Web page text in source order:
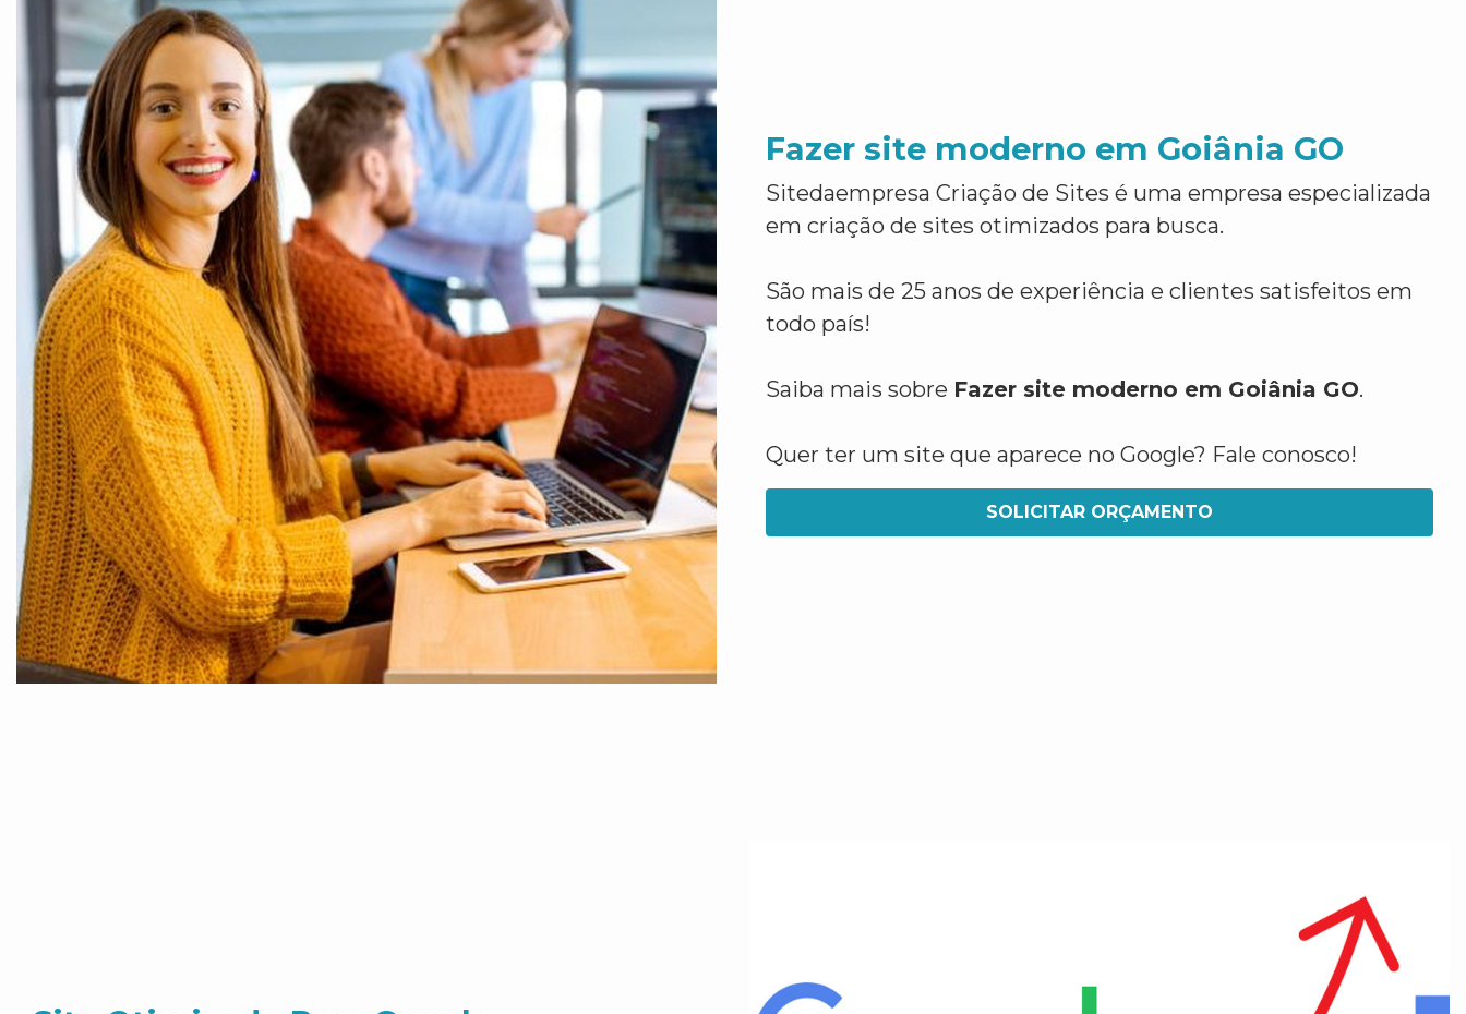
Fazer site moderno em Goiânia GO
Sitedaempresa Criação de Sites é uma empresa especializada
em criação de sites otimizados para busca.
São mais de 25 anos de experiência e clientes satisfeitos em
todo país!
Saiba mais sobre Fazer site moderno em Goiânia GO.
Quer ter um site que aparece no Google? Fale conosco!
SOLICITAR ORÇAMENTO